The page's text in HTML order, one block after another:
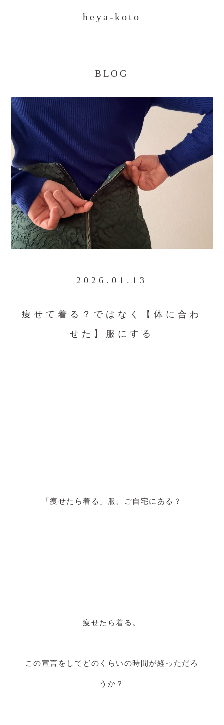
heya-koto
BLOG
2026.01.13
痩せて着る？ではなく【体に合わ
せた】服にする
「痩せたら着る」服、ご自宅にある？
痩せたら着る。
この宣言をしてどのくらいの時間が経っただろ
うか？